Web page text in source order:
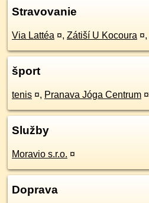
Stravovanie
Via Lattéa ¤, Zátiší U Kocoura ¤,
šport
tenis ¤, Pranava Jóga Centrum ¤
Služby
Moravio s.r.o. ¤
Doprava